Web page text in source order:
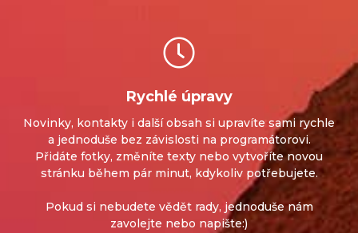
Rychlé úpravy
Novinky, kontakty i další obsah si upravíte sami rychle
a jednoduše bez závislosti na programátorovi.
Přidáte fotky, změníte texty nebo vytvoříte novou
stránku během pár minut, kdykoliv potřebujete.
Pokud si nebudete vědět rady, jednoduše nám
zavolejte nebo napište:)